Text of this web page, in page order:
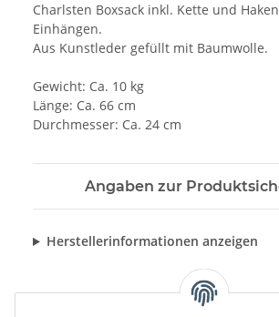
Charlsten Boxsack inkl. Kette und
Einhängen.
Aus Kunstleder gefüllt mit Baumwolle.
Gewicht: Ca. 10 kg
Länge: Ca. 66 cm
Durchmesser: Ca. 24 cm
Angaben zur
Herstellerinformationen anzeigen